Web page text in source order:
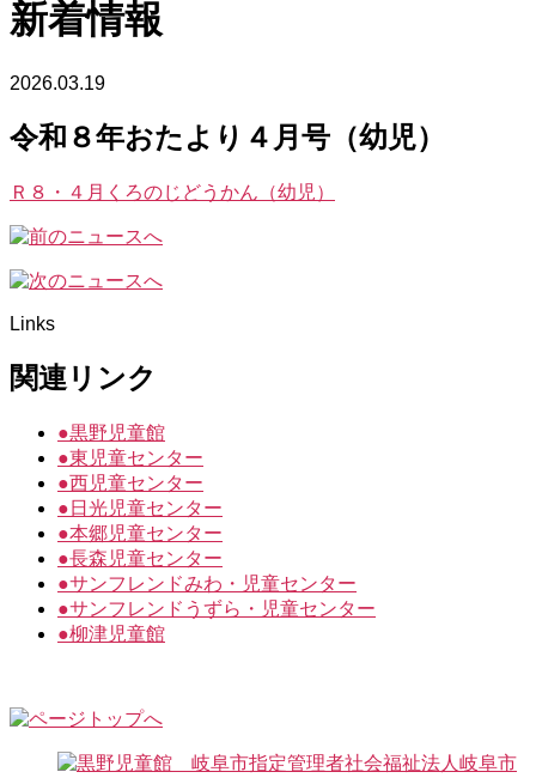
新着情報
2026.03.19
令和８年おたより４月号（幼児）
Ｒ８・４月くろのじどうかん（幼児）
Links
関連リンク
●黒野児童館
●東児童センター
●西児童センター
● 日光児童センター
●本郷児童センター
●長森児童センター
●サンフレンドみわ・児童センター
●サンフレンドうずら・児童センター
●柳津児童館